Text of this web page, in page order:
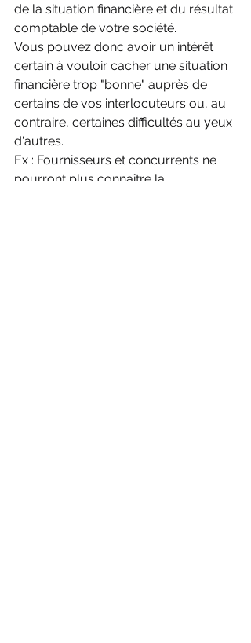
de la situation financière et du résultat
comptable de votre société.
Vous pouvez donc avoir un intérêt
certain à vouloir cacher une situation
financière trop "bonne" auprès de
certains de vos interlocuteurs ou, au
contraire, certaines difficultés au yeux
d'autres.
Ex : Fournisseurs et concurrents ne
pourront plus connaître la